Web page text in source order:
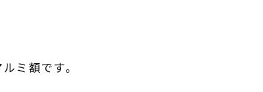
ミ額です。